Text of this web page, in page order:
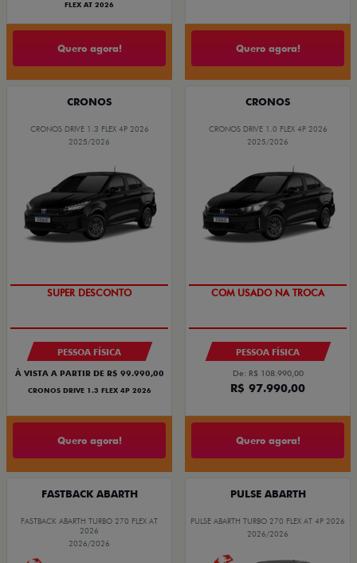
FLEX AT 2026
Quero agora! Quero agora!
CRONOS
CRONOS DRIVE 1.3 FLEX 4P 2026
2025/2026
SUPER DESCONTO
PESSOA FÍSICA
À VISTA A PARTIR DE R$ 99.990,00
CRONOS DRIVE 1.3 FLEX 4P 2026
Quero agora!
CRONOS
CRONOS DRIVE 1.0 FLEX 4P 2026
2025/2026
COM USADO NA TROCA
PESSOA FÍSICA
De: R$ 108.990,00
R$ 97.990,00
Quero agora!
FASTBACK ABARTH
FASTBACK ABARTH TURBO 270 FLEX AT
2026
2026/2026
PULSE ABARTH
PULSE ABARTH TURBO 270 FLEX AT 4P 2026
2026/2026